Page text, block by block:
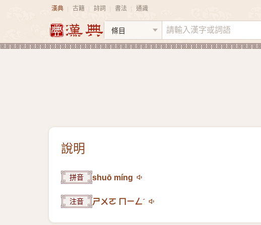
漢典 古籍 詩詞 書法 通識
說明
拼音 shuō míng
注音 ㄕㄨㄛ ㄇㄧㄥˊ